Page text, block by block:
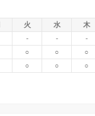
火 水
木
- -
-
○ ○
○
○ ○
○